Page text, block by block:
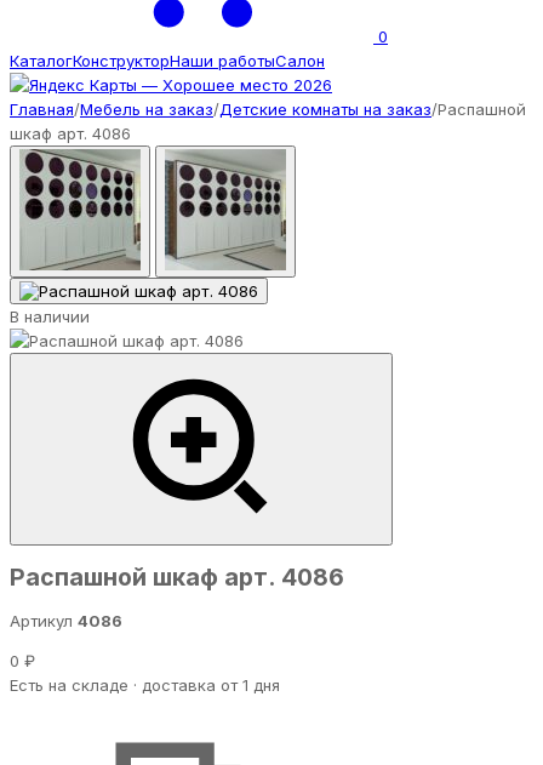
0
КаталогКонструкторНаши работыСалон
Главная/Мебель на заказ/Детские комнаты на заказ/Распашной
шкаф арт. 4086
В наличии
Распашной шкаф арт. 4086
Артикул 4086
0 ₽
Есть на складе · доставка от 1 дня